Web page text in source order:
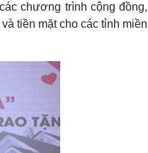
chương trình cộng đồng,
tiền mặt cho các tỉnh miền